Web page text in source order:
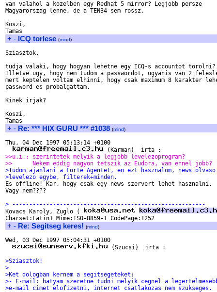
van valahol a kozelben egy Redhat 5 mirror? Legjobb persze
Magyarorszag lenne, de a TEN34 sem rossz.
Koszi,
+ - ICQ torlese (mind)
Sziasztok,
tudja valaki, hogy hogyan lehetne egy ICQ-s accountot
Illetve ugy, hogy nem tudom a passwordot, ugyanis van 2
mert keptelen voltam elhinni, hogy csak maximum 8 karakter
password es probalgattam.
Kinek irjak?
Koszi,
+ - Re: *** HIX GURU *** #1038 (mind)
Thu, 04 Dec 1997 05:13:14 +0100
>>u.i.: szerintetek melyik a legjobb levelezoprogram?
>>	Nekem eddig nagyon tetszik az Eudora, van ennel jobb?
>Tudom ajanlani a Forte Agentet, en ezt hasznalom, news
>levelezo egybe, filterek+minden.
Es offline! Kar, hogy csak egy news szervert lehet hasznalni.
Vagy nem????
> ---------------------------------------------------------
Kovacs Karoly, Zuglo (
+ - Re: Segitseg keres! (mind)
Wed, 03 Dec 1997 05:04:31 +0100
(Szucsi)  irta :
>Sziasztok!
>
>Ket dologban kernem a segitsegeteket:
>- E-mail: batyam szeretne tudni melyik cegnel a
>e-mail cimet elofizetni, internet csatlakozas nem szukseges.